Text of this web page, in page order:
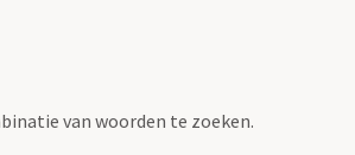
van woorden te zoeken.